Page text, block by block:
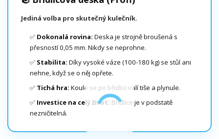
Jediná volba pro skutečný kulečník.
✅ Dokonalá rovina: Deska je strojně broušená s
přesností 0,05 mm. Nikdy se neprohne.
✅ Stabilita: Díky vysoké váze (100-180 kg) se stůl ani
nehne, když se o něj opřete.
✅ Tichá hra: Koule se po břidlici valí tiše a plynule.
✅ Investice na celý život: Břidlice je v podstatě
nezničitelná.